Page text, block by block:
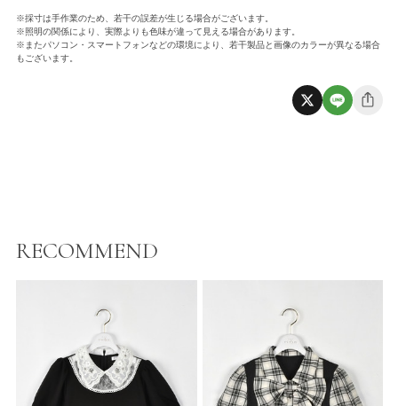
※採寸は手作業のため、若干の誤差が生じる場合がございます。
※照明の関係により、実際よりも色味が違って見える場合があります。
※またパソコン・スマートフォンなどの環境により、若干製品と画像のカラーが異なる場合
もございます。
RECOMMEND